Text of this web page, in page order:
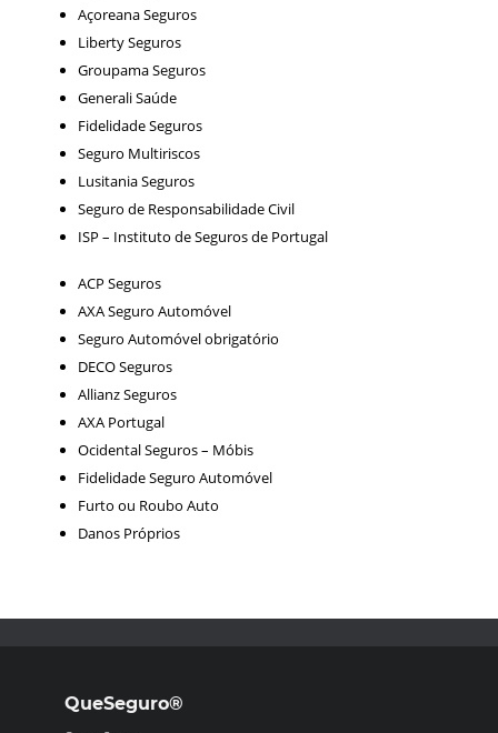
Açoreana Seguros
Liberty Seguros
Groupama Seguros
Generali Saúde
Fidelidade Seguros
Seguro Multiriscos
Lusitania Seguros
Seguro de Responsabilidade Civil
ISP – Instituto de Seguros de Portugal
ACP Seguros
AXA Seguro Automóvel
Seguro Automóvel obrigatório
DECO Seguros
Allianz Seguros
AXA Portugal
Ocidental Seguros – Móbis
Fidelidade Seguro Automóvel
Furto ou Roubo Auto
Danos Próprios
QueSeguro®